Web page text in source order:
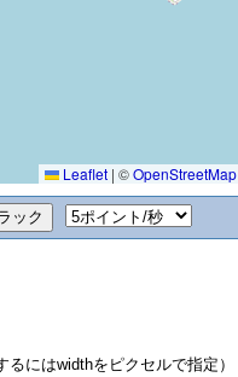
Leaflet | ©OpenStreetMap
にはwidthをピクセルで指定）